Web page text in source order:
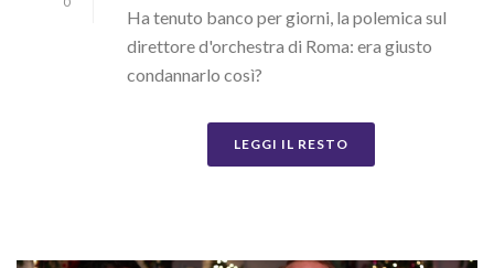
Ha tenuto banco per giorni, la polemica sul
direttore d'orchestra di Roma: era giusto
condannarlo così?
LEGGI IL RESTO